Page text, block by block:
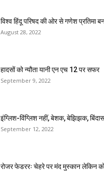
विश्व हिंदू परिषद की ओर से गणेश प्रतिमा
August 28, 2022
हादसों को न्यौता यानी एन एच 12 पर सफर
September 9, 2022
इंग्लिश-विंग्लिश नहीं, बेशक, बेझिझक, बिंदास
September 12, 2022
रोजर फेडररः चेहरे पर मंद मुस्कान लेकिन